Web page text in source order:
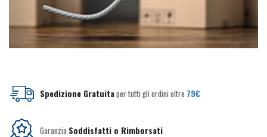
Spedizione Gratuitaper tutti gli ordini oltre 79€
Garanzia Soddisfatti o Rimborsati